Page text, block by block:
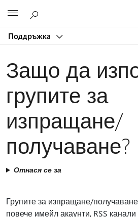
Поддръжка
Защо да
групите за
изпращане/
получаване?
Отнася се за
Групите за изпращане/
повече имейл акаунти, RSS